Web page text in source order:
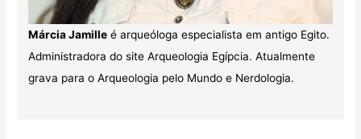
Márcia Jamilleé arqueóloga especialista em antigo Egito.
Administradora do site Arqueologia Egípcia. Atualmente
grava para o Arqueologia pelo Mundo e Nerdologia.